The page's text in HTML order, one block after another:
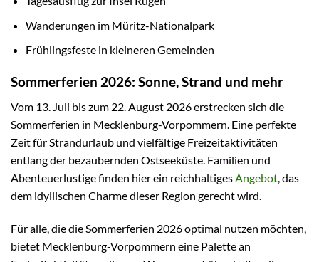
Wanderungen im Müritz-Nationalpark
Frühlingsfeste in kleineren Gemeinden
Sommerferien 2026: Sonne, Strand und mehr
Vom 13. Juli bis zum 22. August 2026 erstrecken sich die
Sommerferien in Mecklenburg-Vorpommern. Eine perfekte
Zeit für Strandurlaub und vielfältige Freizeitaktivitäten
entlang der bezaubernden Ostseeküste. Familien und
Abenteuerlustige finden hier ein reichhaltiges Angebot , das
dem idyllischen Charme dieser Region gerecht wird.
Für alle, die die Sommerferien 2026 optimal nutzen möchten,
bietet Mecklenburg-Vorpommern eine Palette an